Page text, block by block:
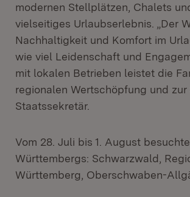
modernen Stellplätzen, Chalets
vielseitiges Urlaubserlebnis. „Der
Nachhaltigkeit und Komfort im
wie viel Leidenschaft und
mit lokalen Betrieben leistet die
regionalen Wertschöpfung und
Staatssekretär.
Vom 28. Juli bis 1. August
Württembergs: Schwarzwald,
Württemberg, Oberschwaben-